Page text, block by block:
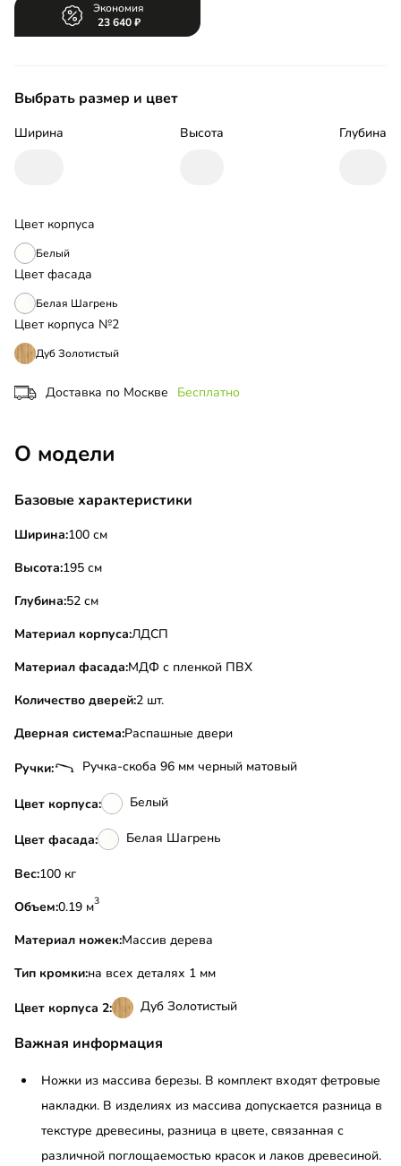
Экономия
23 640
Выбрать размер и цвет
Ширина Высота Глубина
Цвет корпуса
Белый
Цвет фасада
Белая Шагрень
Цвет корпуса №2
Дуб Золотистый
Доставка по Москве Бесплатно
О модели
Базовые характеристики
Ширина:100 см
Высота:195 см
Глубина:52 см
Материал корпуса:ЛДСП
Материал фасада:МДФ с пленкой ПВХ
Количество дверей:2 шт.
Дверная система:Распашные двери
Ручки: Ручка-скоба 96 мм черный матовый
Цвет корпуса: Белый
Цвет фасада: Белая Шагрень
Вес:
100 кг
Объем:
0.19 м3
Материал ножек:Массив дерева
Тип кромки:на всех деталях 1 мм
Цвет корпуса 2: Дуб Золотистый
Важная информация
Ножки из массива березы. В комплект входят фетровые
накладки. В изделиях из массива допускается разница в
текстуре древесины, разница в цвете, связанная с
различной поглощаемостью красок и лаков древесиной.